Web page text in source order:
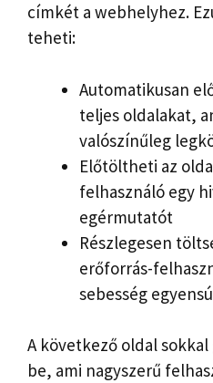
címkét a webhelyhez.
teheti:
Automatikusan
teljes oldalakat,
valószínűleg
Előtöltheti az
felhasználó egy
egérmutatót
Részlegesen
erőforrás-
sebesség
A következő oldal
be, ami nagyszerű